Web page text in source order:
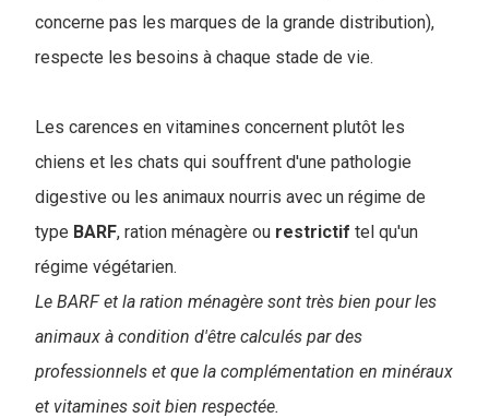
concerne pas les marques de la grande distribution),
respecte les besoins à chaque stade de vie.
Les carences en vitamines concernent plutôt les
chiens et les chats qui souffrent d'une pathologie
digestive ou les animaux nourris avec un régime de
type BARF, ration ménagère ou restrictif tel qu'un
régime végétarien.
Le BARF et la ration ménagère sont très bien pour les
animaux à condition d'être calculés par des
professionnels et que la complémentation en minéraux
et vitamines soit bien respectée.